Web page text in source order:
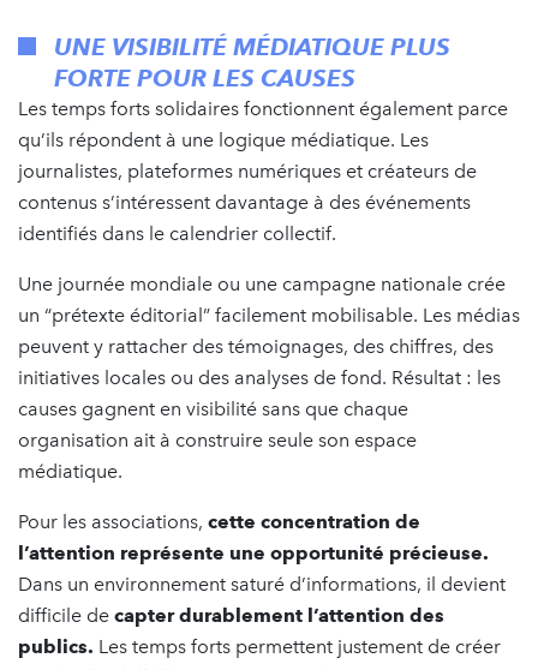
UNE VISIBILITÉ MÉDIATIQUE PLUS
FORTE POUR LES CAUSES
Les temps forts solidaires fonctionnent également parce
qu’ils répondent à une logique médiatique. Les
journalistes, plateformes numériques et créateurs de
contenus s’intéressent davantage à des événements
identifiés dans le calendrier collectif.
Une journée mondiale ou une campagne nationale crée
un “prétexte éditorial” facilement mobilisable. Les médias
peuvent y rattacher des témoignages, des chiffres, des
initiatives locales ou des analyses de fond. Résultat : les
causes gagnent en visibilité sans que chaque
organisation ait à construire seule son espace
médiatique.
Pour les associations, cette concentration de
l’attention représente une opportunité précieuse.
Dans un environnement saturé d’informations, il devient
difficile de capter durablement l’attention des
publics. Les temps forts permettent justement de créer